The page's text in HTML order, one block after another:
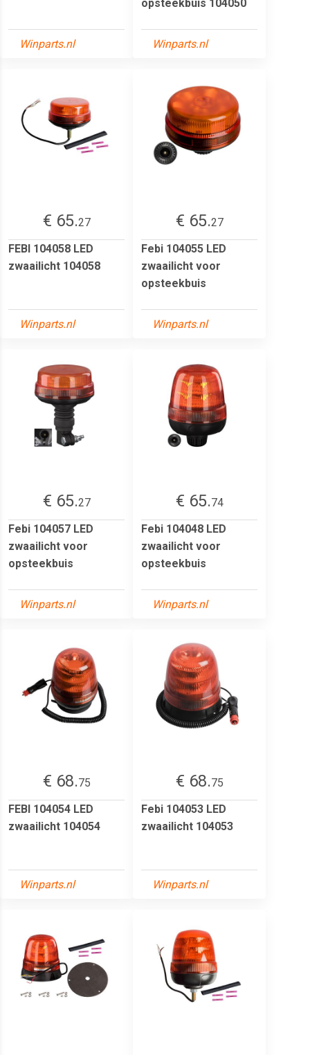
Winparts.nl
opsteekbuis 104050
Winparts.nl
€ 65.27
FEBI 104058 LED
zwaailicht 104058
Winparts.nl
€ 65.27
Febi 104055 LED
zwaailicht voor
opsteekbuis
Winparts.nl
€ 65.27
Febi 104057 LED
zwaailicht voor
opsteekbuis
Winparts.nl
€ 65.74
Febi 104048 LED
zwaailicht voor
opsteekbuis
Winparts.nl
€ 68.75
FEBI 104054 LED
zwaailicht 104054
Winparts.nl
€ 68.75
Febi 104053 LED
zwaailicht 104053
Winparts.nl